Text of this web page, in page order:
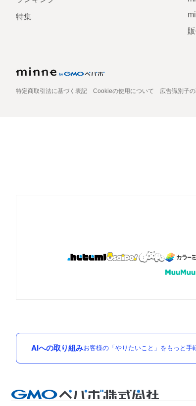
特集
特定商取引法に基づく表記 Cookieの使用について 広告識別子
AIへの取り組みお客様の「やりたいこと」をもっと手